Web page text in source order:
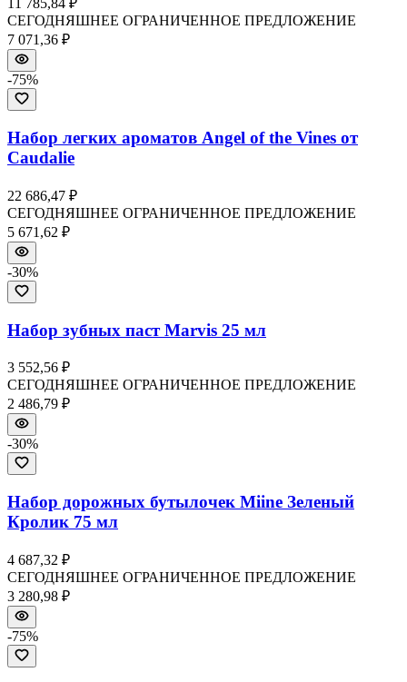
11 785,84 ₽
СЕГОДНЯШНЕЕ ОГРАНИЧЕННОЕ ПРЕДЛОЖЕНИЕ
7 071,36 ₽
-75%
Набор легких ароматов Angel of the Vines от
Caudalie
22 686,47 ₽
СЕГОДНЯШНЕЕ ОГРАНИЧЕННОЕ ПРЕДЛОЖЕНИЕ
5 671,62 ₽
-30%
Набор зубных паст Marvis 25 мл
3 552,56 ₽
СЕГОДНЯШНЕЕ ОГРАНИЧЕННОЕ ПРЕДЛОЖЕНИЕ
2 486,79 ₽
-30%
Набор дорожных бутылочек Miine Зеленый
Кролик 75 мл
4 687,32 ₽
СЕГОДНЯШНЕЕ ОГРАНИЧЕННОЕ ПРЕДЛОЖЕНИЕ
3 280,98 ₽
-75%